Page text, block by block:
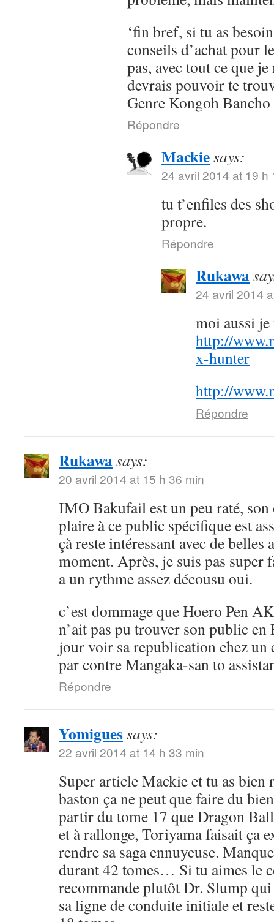
‘fin bref, si tu as
conseils d’achat pour
pas, avec tout ce que
devrais pouvoir te
Genre Kongoh Bancho
Répondre
Mackiesays:
24 avril 2014 at 19 h
tu t’enfiles des
propre.
Répondre
Rukawa
24 avril 2014
moi aussi
http://
x-hunter
http://
Répondre
Rukawasays:
20 avril 2014 at 15 h 36 min
IMO Bakufail est un peu raté,
plaire à ce public spécifique est
çà reste intéressant avec de belles
moment. Après, je suis pas super
a un rythme assez décousu oui.
c’est dommage que Hoero Pen
n’ait pas pu trouver son public en
jour voir sa republication chez un
par contre Mangaka-san to
Répondre
Yomiguessays:
22 avril 2014 at 14 h 33 min
Super article Mackie et tu as bien
baston ça ne peut que faire du
partir du tome 17 que Dragon
et à rallonge, Toriyama faisait ça
rendre sa saga ennuyeuse.
durant 42 tomes… Si tu aimes le
recommande plutôt Dr. Slump qui
sa ligne de conduite initiale et